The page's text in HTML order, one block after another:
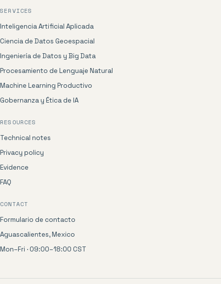
SERVICES
Inteligencia Artificial Aplicada
Ciencia de Datos Geoespacial
Ingeniería de Datos y Big Data
Procesamiento de Lenguaje Natural
Machine Learning Productivo
Gobernanza y Ética de IA
RESOURCES
Technical notes
Privacy policy
Evidence
FAQ
CONTACT
Formulario de contacto
Aguascalientes, Mexico
Mon–Fri · 09:00–18:00 CST